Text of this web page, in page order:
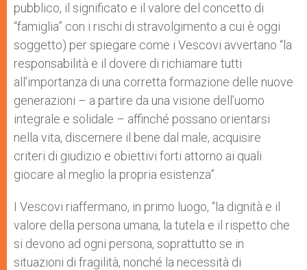
pubblico, il significato e il valore del concetto di
“famiglia” con i rischi di stravolgimento a cui è oggi
soggetto) per spiegare come i Vescovi avvertano “la
responsabilità e il dovere di richiamare tutti
all’importanza di una corretta formazione delle nuove
generazioni – a partire da una visione dell’uomo
integrale e solidale – affinché possano orientarsi
nella vita, discernere il bene dal male, acquisire
criteri di giudizio e obiettivi forti attorno ai quali
giocare al meglio la propria esistenza”.
I Vescovi riaffermano, in primo luogo, “la dignità e il
valore della persona umana, la tutela e il rispetto che
si devono ad ogni persona, soprattutto se in
situazioni di fragilità, nonché la necessità di